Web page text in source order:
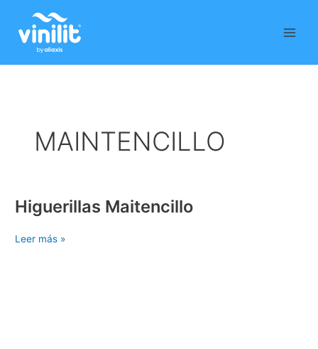
contenido
MAINTENCILLO
Higuerillas Maitencillo
Higuerillas
Maitencillo
Leer más »